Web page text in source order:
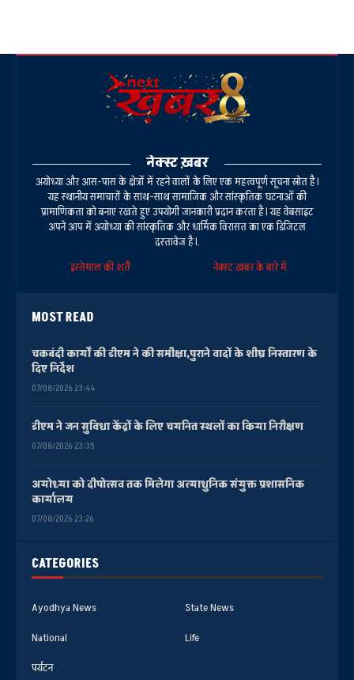
CATEGORIES
Ayodhya News
State News
National
Life
पर्यटन
नेक्स्ट ख़बर
अयोध्या और आस-पास के क्षेत्रों में रहने वालों के लिए एक महत्वपूर्ण सूचना स्रोत है।
यह स्थानीय समाचारों के साथ-साथ सामाजिक और सांस्कृतिक घटनाओं की
प्रामाणिकता को बनाए रखते हुए उपयोगी जानकारी प्रदान करता है। यह वेबसाइट
अपने आप में अयोध्या की सांस्कृतिक और धार्मिक विरासत का एक डिजिटल
दस्तावेज है।.
इस्तेमाल की शर्तें
नेक्स्ट ख़बर के बारे में
MOST READ
चकबंदी कार्यों की डीएम ने की समीक्षा,पुराने वादों के शीघ्र निस्तारण के
दिए निर्देश
07/08/2026 23:44
डीएम ने जन सुविधा केंद्रों के लिए चयनित स्थलों का किया निरीक्षण
07/08/2026 23:35
अयोध्या को दीपोत्सव तक मिलेगा अत्याधुनिक संयुक्त प्रशासनिक
कार्यालय
07/08/2026 23:26